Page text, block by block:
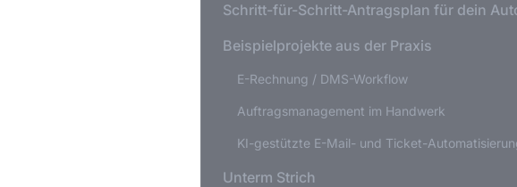
Schritt-für-Schritt-Antragsplan für dein
Beispielprojekte aus der Praxis
E-Rechnung / DMS-Workflow
Auftragsmanagement im Handwerk
KI-gestützte E-Mail- und Ticket-
Unterm Strich